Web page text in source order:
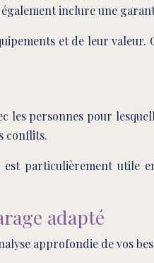
également inclure une
et de leur
les personnes pour
conflits.
particulièrement utile
adapté
approfondie de vos